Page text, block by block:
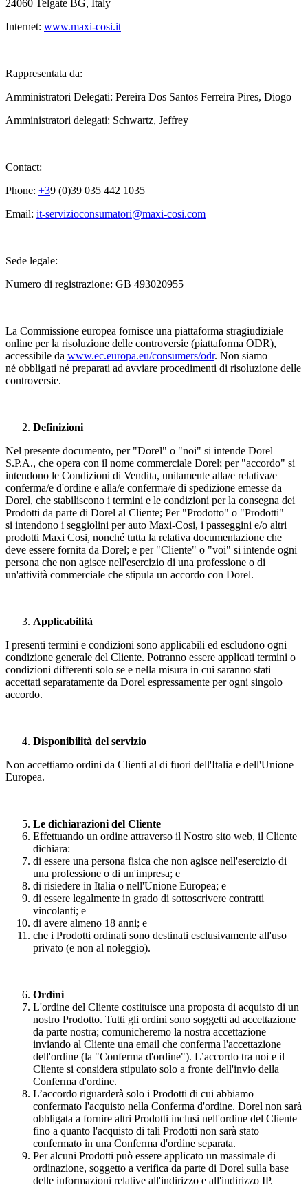
24060 Telgate BG, Italy
Internet: www.maxi-cosi.it
Rappresentata da:
Amministratori Delegati: Pereira Dos Santos Ferreira Pires, Diogo
Amministratori delegati: Schwartz, Jeffrey
Contact:
Phone: +39 (0)39 035 442 1035
Email: it-servizioconsumatori@maxi-cosi.com
Sede legale:
Numero di registrazione: GB 493020955
La Commissione europea fornisce una piattaforma stragiudiziale
online per la risoluzione delle controversie (piattaforma ODR),
accessibile da www.ec.europa.eu/consumers/odr. Non siamo
né obbligati né preparati ad avviare procedimenti di risoluzione delle
controversie.
Definizioni
Nel presente documento, per "Dorel" o "noi" si intende Dorel
S.P.A., che opera con il nome commerciale Dorel; per "accordo" si
intendono le Condizioni di Vendita, unitamente alla/e relativa/e
conferma/e d'ordine e alla/e conferma/e di spedizione emesse da
Dorel, che stabiliscono i termini e le condizioni per la consegna dei
Prodotti da parte di Dorel al Cliente; Per "Prodotto" o "Prodotti"
si intendono i seggiolini per auto Maxi-Cosi, i passeggini e/o altri
prodotti Maxi Cosi, nonché tutta la relativa documentazione che
deve essere fornita da Dorel; e per "Cliente" o "voi" si intende ogni
persona che non agisce nell'esercizio di una professione o di
un'attività commerciale che stipula un accordo con Dorel.
Applicabilità
I presenti termini e condizioni sono applicabili ed escludono ogni
condizione generale del Cliente. Potranno essere applicati termini o
condizioni differenti solo se e nella misura in cui saranno stati
accettati separatamente da Dorel espressamente per ogni singolo
accordo.
Disponibilità del servizio
Non accettiamo ordini da Clienti al di fuori dell'Italia e dell'Unione
Europea.
Le dichiarazioni del Cliente
Effettuando un ordine attraverso il Nostro sito web, il Cliente
dichiara:
di essere una persona fisica che non agisce nell'esercizio di
una professione o di un'impresa; e
di risiedere in Italia o nell'Unione Europea; e
di essere legalmente in grado di sottoscrivere contratti
vincolanti; e
di avere almeno 18 anni; e
che i Prodotti ordinati sono destinati esclusivamente all'uso
privato (e non al noleggio).
Ordini
L'ordine del Cliente costituisce una proposta di acquisto di un
nostro Prodotto. Tutti gli ordini sono soggetti ad accettazione
da parte nostra; comunicheremo la nostra accettazione
inviando al Cliente una email che conferma l'accettazione
dell'ordine (la "Conferma d'ordine"). L’accordo tra noi e il
Cliente si considera stipulato solo a fronte dell'invio della
Conferma d'ordine.
L’accordo riguarderà solo i Prodotti di cui abbiamo
confermato l'acquisto nella Conferma d'ordine. Dorel non sarà
obbligata a fornire altri Prodotti inclusi nell'ordine del Cliente
fino a quanto l'acquisto di tali Prodotti non sarà stato
confermato in una Conferma d'ordine separata.
Per alcuni Prodotti può essere applicato un massimale di
ordinazione, soggetto a verifica da parte di Dorel sulla base
delle informazioni relative all'indirizzo e all'indirizzo IP.